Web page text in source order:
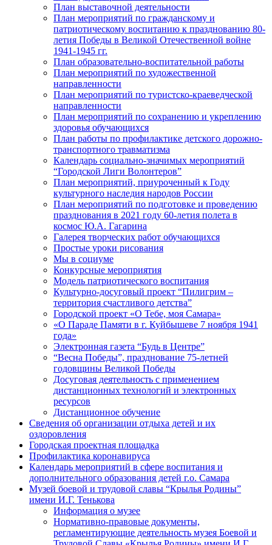
План выставочной деятельности
План мероприятий по гражданскому и
патриотическому воспитанию к празднованию 80-
летия Победы в Великой Отечественной войне
1941-1945 гг.
План образовательно-воспитательной работы
План мероприятий по художественной
направленности
План мероприятий по туристско-краеведческой
направленности
План мероприятий по сохранению и укреплению
здоровья обучающихся
План работы по профилактике детского дорожно-
транспортного травматизма
Календарь социально-значимых мероприятий
“Городской Лиги Волонтеров”
План мероприятий, приуроченный к Году
культурного наследия народов России
План мероприятий по подготовке и проведению
празднования в 2021 году 60-летия полета в
космос Ю.А. Гагарина
Галерея творческих работ обучающихся
Простые уроки рисования
Мы в социуме
Конкурсные мероприятия
Модель патриотического воспитания
Культурно-досуговый проект “Пилигрим –
территория счастливого детства”
Городской проект «О Тебе, моя Самара»
«О Параде Памяти в г. Куйбышеве 7 ноября 1941
года»
Электронная газета “Будь в Центре”
“Весна Победы”, празднование 75-летней
годовщины Великой Победы
Досуговая деятельность с применением
дистанционных технологий и электронных
ресурсов
Дистанционное обучение
Сведения об организации отдыха детей и их
оздоровления
Городская проектная площадка
Профилактика коронавируса
Календарь мероприятий в сфере воспитания и
дополнительного образования детей г.о. Самара
Музей боевой и трудовой славы “Крылья Родины”
имени И.Г. Тенькова
Информация о музее
Нормативно-правовые документы,
регламентирующие деятельность музея Боевой и